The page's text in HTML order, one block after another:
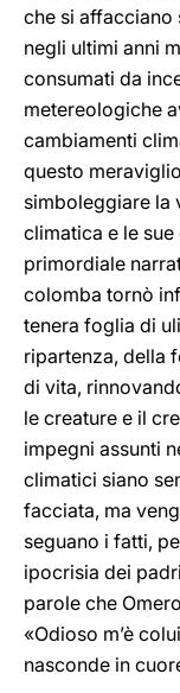
che si affacciano
negli ultimi anni
consumati da
metereologiche
cambiamenti
questo
simboleggiare la
climatica e le
primordiale
colomba tornò
tenera foglia di
ripartenza, della
di vita,
le creature e il
impegni assunti
climatici siano
facciata, ma
seguano i fatti,
ipocrisia dei
parole che
«Odioso m’è
nasconde in